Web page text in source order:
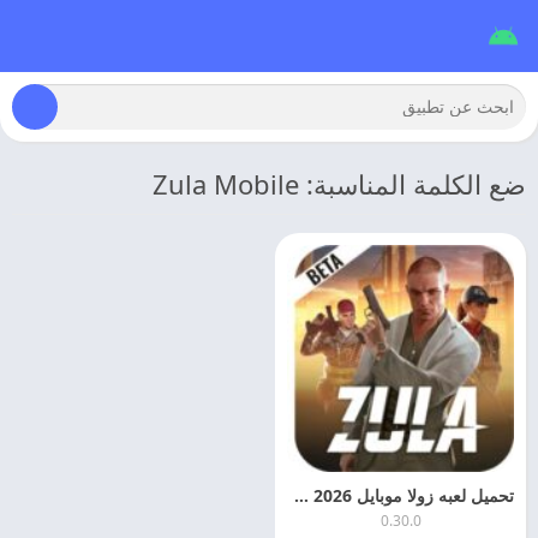
ضع الكلمة المناسبة: Zula Mobile
تحميل لعبه زولا موبايل 2026 Zula Mobile مهكره اخر اصدار
0.30.0